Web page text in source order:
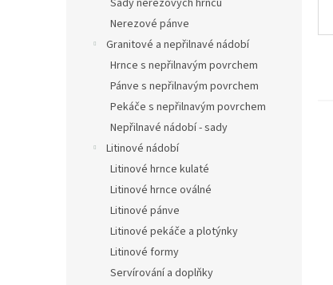
Sady nerezových hrnců
Nerezové pánve
Granitové a nepřilnavé nádobí
Hrnce s nepřilnavým povrchem
Pánve s nepřilnavým povrchem
Pekáče s nepřilnavým povrchem
Nepřilnavé nádobí - sady
Litinové nádobí
Litinové hrnce kulaté
Litinové hrnce oválné
Litinové pánve
Litinové pekáče a plotýnky
Litinové formy
Servírování a doplňky